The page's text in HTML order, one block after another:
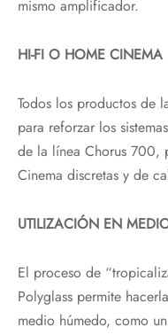
mismo amplificador.
HI-FI O HOME CINEMA
Todos los productos de
para reforzar los
de la línea Chorus 700,
Cinema discretas y de
UTILIZACIÓN EN
El proceso de
Polyglass permite
medio húmedo, como